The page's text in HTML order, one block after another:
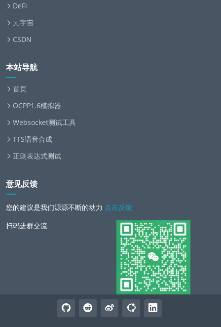
DeFi
元宇宙
CSDN
本站导航
首页
OCPP1.6模拟器
Websocket测试工具
TTS语音合成
正则表达式测试
意见反馈
您的建议是我们源源不断的动力 点击反馈
扫码进群交流